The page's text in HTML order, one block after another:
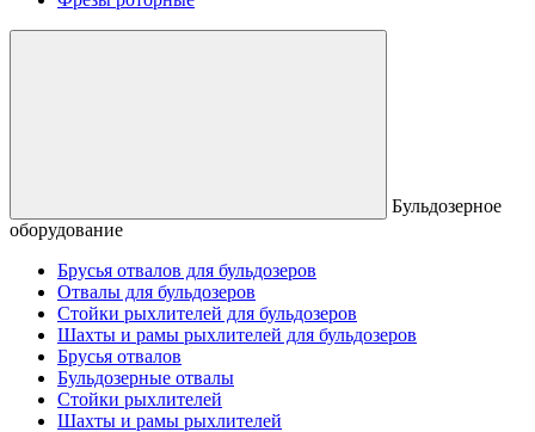
Бульдозерное
оборудование
Брусья отвалов для бульдозеров
Отвалы для бульдозеров
Стойки рыхлителей для бульдозеров
Шахты и рамы рыхлителей для бульдозеров
Брусья отвалов
Бульдозерные отвалы
Стойки рыхлителей
Шахты и рамы рыхлителей